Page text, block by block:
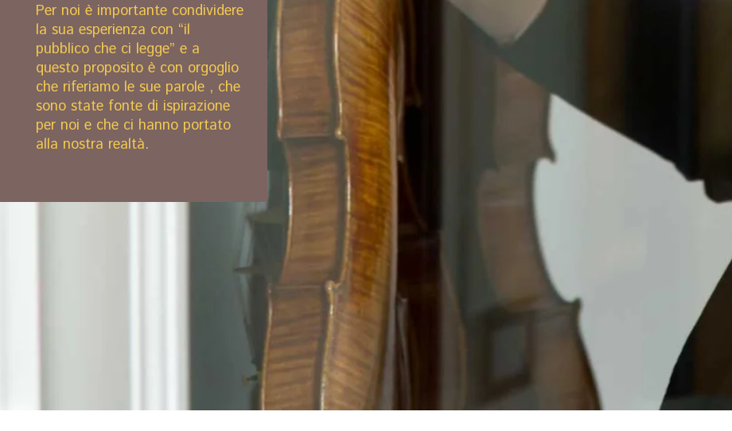
Per noi è importante condividere
la sua esperienza con “il
pubblico che ci legge” e a
questo proposito è con orgoglio
che riferiamo le sue parole , che
sono state fonte di ispirazione
per noi e che ci hanno portato
alla nostra realtà.
forma dapprima come musicista
migliore.